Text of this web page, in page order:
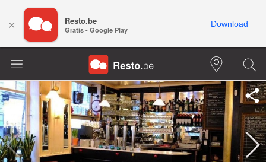
× Resto.be
Gratis - Google Play
Download